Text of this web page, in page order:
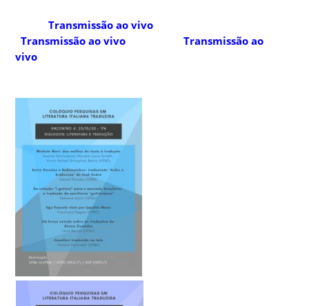
Transmissão ao vivo
Transmissão ao vivo
Transmissão ao
vivo